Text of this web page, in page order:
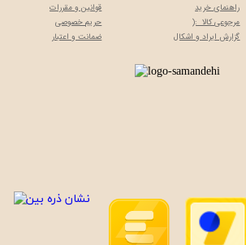
راهنمای خرید
مرجوعی کالا :(
گزارش ایراد و اشکال
قوانین و مقررات
حریم خصوصی
ضمانت و اعتبار